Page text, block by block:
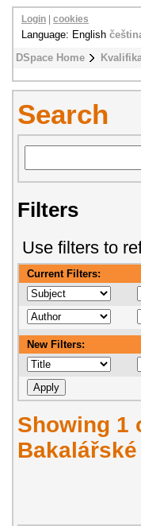
DSpace Home
Login cookies
Language: English
Search
Filters
Use filters to
Current Filters:
New Filters:
Showing 1